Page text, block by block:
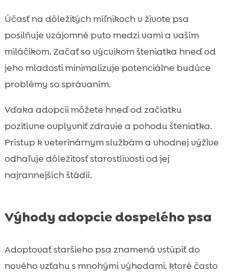
Účasť na dôležitých míľnikoch v živote psa
posilňuje vzájomné puto medzi vami a vaším
miláčikom. Začať so výcvikom šteniatka hneď od
jeho mladosti minimalizuje potenciálne budúce
problémy so správaním.
Vďaka adopcii môžete hneď od začiatku
pozitívne ovplyvniť zdravie a pohodu šteniatka.
Prístup k veterinárnym službám a vhodnej výžive
odhaľuje dôležitosť starostlivosti od jej
najrannejších štádií.
Výhody adopcie dospelého psa
Adoptovať staršieho psa znamená vstúpiť do
nového vzťahu s mnohými výhodami, ktoré často